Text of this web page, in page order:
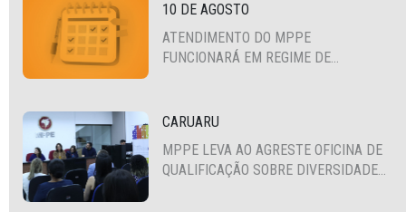
10 DE AGOSTO
ATENDIMENTO DO MPPE
FUNCIONARÁ EM REGIME DE
CARUARU
MPPE LEVA AO AGRESTE OFICINA DE
QUALIFICAÇÃO SOBRE DIVERSIDADE